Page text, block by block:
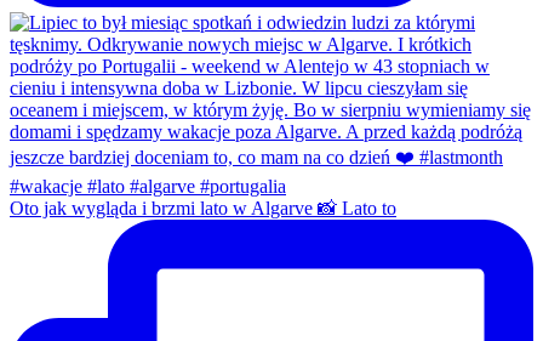
Oto jak wygląda i brzmi lato w Algarve 📸 Lato to